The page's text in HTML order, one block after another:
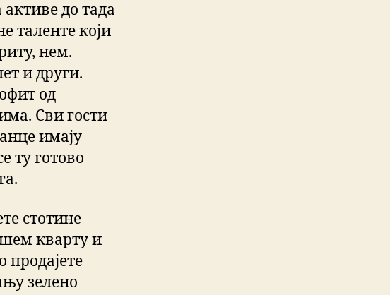
до тада
таленте који
нем.
и други.
од
Сви гости
имају
ту готово
стотине
кварту и
продајете
зелено